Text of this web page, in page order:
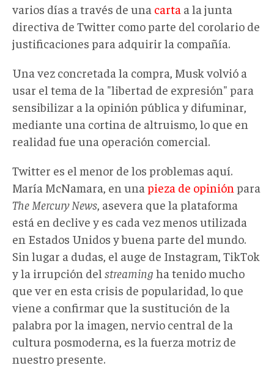
varios días a través de una carta a la junta
directiva de Twitter como parte del corolario de
justificaciones para adquirir la compañía.
Una vez concretada la compra, Musk volvió a
usar el tema de la "libertad de expresión" para
sensibilizar a la opinión pública y difuminar,
mediante una cortina de altruismo, lo que en
realidad fue una operación comercial.
Twitter es el menor de los problemas aquí.
María McNamara, en una pieza de opinión para
The Mercury News , asevera que la plataforma
está en declive y es cada vez menos utilizada
en Estados Unidos y buena parte del mundo.
Sin lugar a dudas, el auge de Instagram, TikTok
y la irrupción del streaming ha tenido mucho
que ver en esta crisis de popularidad, lo que
viene a confirmar que la sustitución de la
palabra por la imagen, nervio central de la
cultura posmoderna, es la fuerza motriz de
nuestro presente.